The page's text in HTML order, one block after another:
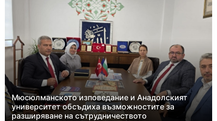
Мюсюлманското изповедание и Анадолският
университет обсъдиха възможностите за
разширяване на сътрудничеството